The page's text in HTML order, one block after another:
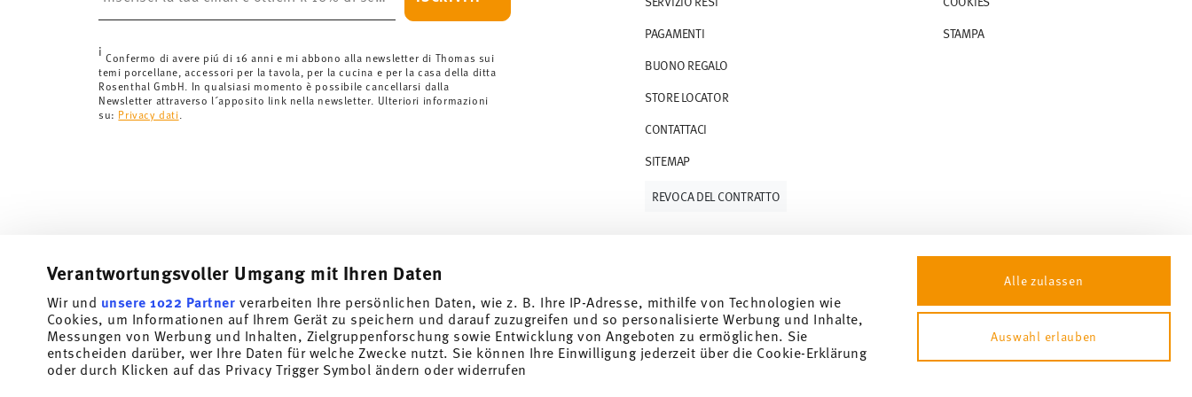
Verantwortungsvoller Umgang mit Ihren Daten
Wir und unsere 1022 Partner verarbeiten Ihre persönlichen Daten, wie z. B. Ihre IP-Adresse, mithilfe von Technologien wie
Cookies, um Informationen auf Ihrem Gerät zu speichern und darauf zuzugreifen und so personalisierte Werbung und Inhalte,
Messungen von Werbung und Inhalten, Zielgruppenforschung sowie Entwicklung von Angeboten zu ermöglichen. Sie
entscheiden darüber, wer Ihre Daten für welche Zwecke nutzt. Sie können Ihre Einwilligung jederzeit über die Cookie-Erklärung
oder durch Klicken auf das Privacy Trigger Symbol ändern oder widerrufen
Alle zulassen
Auswahl erlauben
Svizzera:Le spedizioni in Svizzera sono gratuite per ordini a partire da 69,90 CHF. Per ordini
Tempi di spedizione in Italia:5-7 giorni lavorativi per gli articoli in stock. Puoi visualizzare i tempi
di consegna per altri paesiqui.
Fornitore del servizio di spedizione:Spediamo con UPS (consegna standard) in Italia.
TracciabilitàRiceverete un codice di tracciamento via e-mail non appena il vostro pacco verrà
i Confermo di avere piú di 16 anni e mi abbono alla newsletter di Thomas sui
temi porcellane, accessori per la tavola, per la cucina e per la casa della ditta
Rosenthal GmbH. In qualsiasi momento è possibile cancellarsi dalla
Newsletter attraverso l´apposito link nella newsletter. Ulteriori informazioni
su: Privacy dati
PAGAMENTI
BUONO REGALO
STORE LOCATOR
CONTATTACI
SITEMAP
STAMPA
REVOCA DEL CONTRATTO
Iscriviti alla nostra newsletter e ricevi il 10% di sconto!
Tieniti informato su novità, tendenze e offerte speciali.